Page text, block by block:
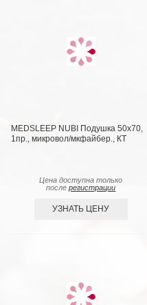
MEDSLEEP NUBI Подушка 50х70,
1пр., микровол/мкфайбер., КТ
Цена доступна только
послерегистрации
УЗНАТЬ ЦЕНУ